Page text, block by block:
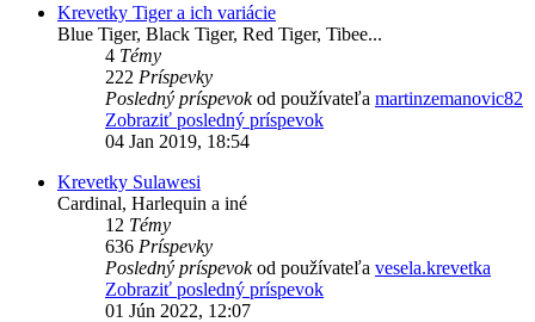
Krevetky Tiger a ich variácie
Blue Tiger, Black Tiger, Red Tiger, Tibee...
4 Témy
222 Príspevky
Posledný príspevokod používateľa martinzemanovic82
Zobraziť posledný príspevok
04 Jan 2019, 18:54
Krevetky Sulawesi
Cardinal, Harlequin a iné
12 Témy
636 Príspevky
Posledný príspevokod používateľa vesela.krevetka
Zobraziť posledný príspevok
01 Jún 2022, 12:07